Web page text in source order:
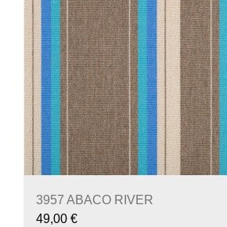
3957 ABACO RIVER
49,00 €